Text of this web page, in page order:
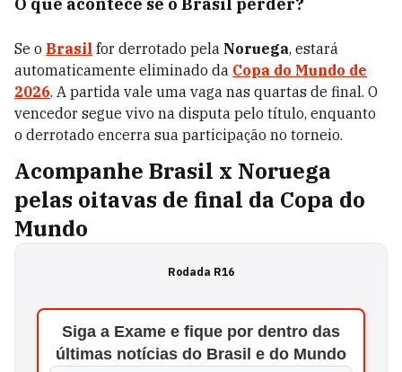
Se o Brasil for derrotado pela Noruega, estará
automaticamente eliminado da Copa do Mundo de
2026. A partida vale uma vaga nas quartas de final. O
vencedor segue vivo na disputa pelo título, enquanto
o derrotado encerra sua participação no torneio.
Acompanhe Brasil x Noruega
pelas oitavas de final da Copa do
Mundo
Rodada R16
Siga a Exame e fique por dentro das
últimas notícias do Brasil e do Mundo